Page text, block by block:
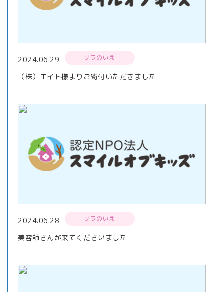
2024.06.29 リラのいえ
（株）エイト様よりご寄付いただきました
2024.06.28 リラのいえ
美容師さんが来てくださいました